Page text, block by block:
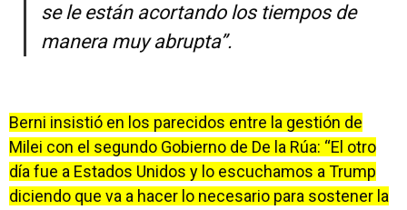
se le están acortando los tiempos de
manera muy abrupta”.
Berni insistió en los parecidos entre la gestión de
Milei con el segundo Gobierno de De la Rúa: “El otro
día fue a Estados Unidos y lo escuchamos a Trump
diciendo que va a hacer lo necesario para sostener la